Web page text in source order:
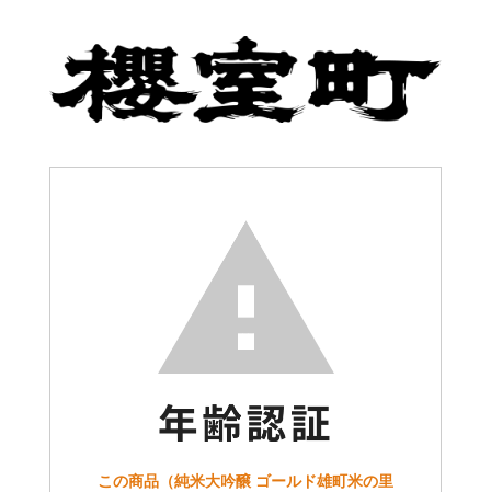
この商品（純米大吟醸 ゴールド雄町米の里